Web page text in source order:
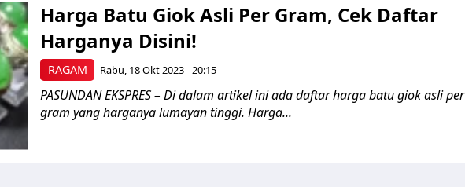
RAGAM
Harga Batu Giok Asli Per Gram, Cek Daftar
Harganya Disini!
Rabu, 18 Okt 2023 - 20:15
PASUNDAN EKSPRES – Di dalam artikel ini ada daftar harga batu giok asli per
gram yang harganya lumayan tinggi. Harga...